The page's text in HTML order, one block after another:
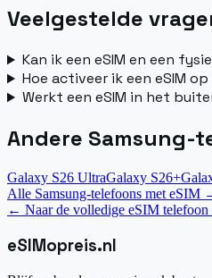
Veelgestelde
Kan ik een eSIM en een
Hoe activeer ik een eSIM op
Werkt een eSIM in het
Andere Samsung-
Galaxy S26 UltraGalaxy S26+
Alle Samsung-telefoons met eSIM
← Naar de volledige eSIM telefoon
eSIMopreis.nl